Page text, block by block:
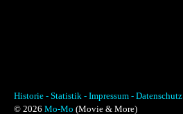
Historie - Statistik - Impressum - Datenschutz
© 2026 Mo-Mo (Movie & More)